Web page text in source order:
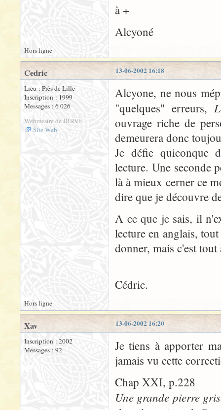
à +
Alcyoné
Hors ligne
13-06-2002 16:18
Cedric
Lieu : Près de Lille
Inscription : 1999
Messages : 6 026
Webmestre de JRRVF
Site Web
Alcyone, ne nous
"quelques" erreurs,
ouvrage riche de
demeurera donc
Je défie quiconque
lecture. Une seconde
là à mieux cerner ce
dire que je découvre
A ce que je sais, il
lecture en anglais,
donner, mais c'est
Cédric.
Hors ligne
13-06-2002 16:20
Xav
Inscription : 2002
Messages : 92
Je tiens à apporter
jamais vu cette
Chap XXI, p.228
Une grande pierre